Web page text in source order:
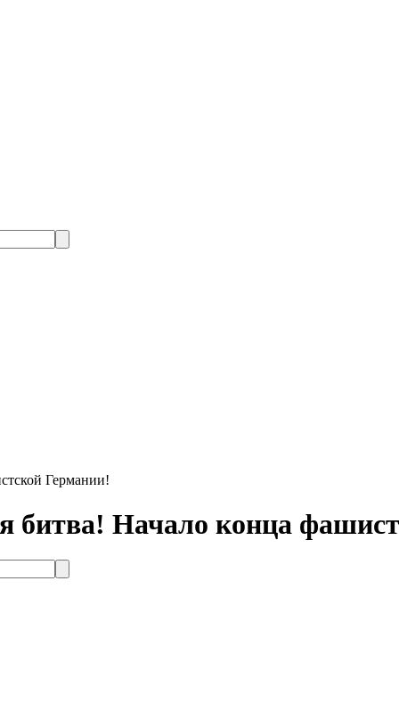
Германии!
битва! Начало конца